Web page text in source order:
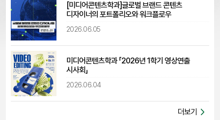
[미디어콘텐츠학과]글로벌 브랜드 콘텐츠
디자이너의 포트폴리오와 워크플로우
2026.06.05
미디어콘텐츠학과 「2026년 1학기 영상연출
시사회」
2026.06.04
더보기